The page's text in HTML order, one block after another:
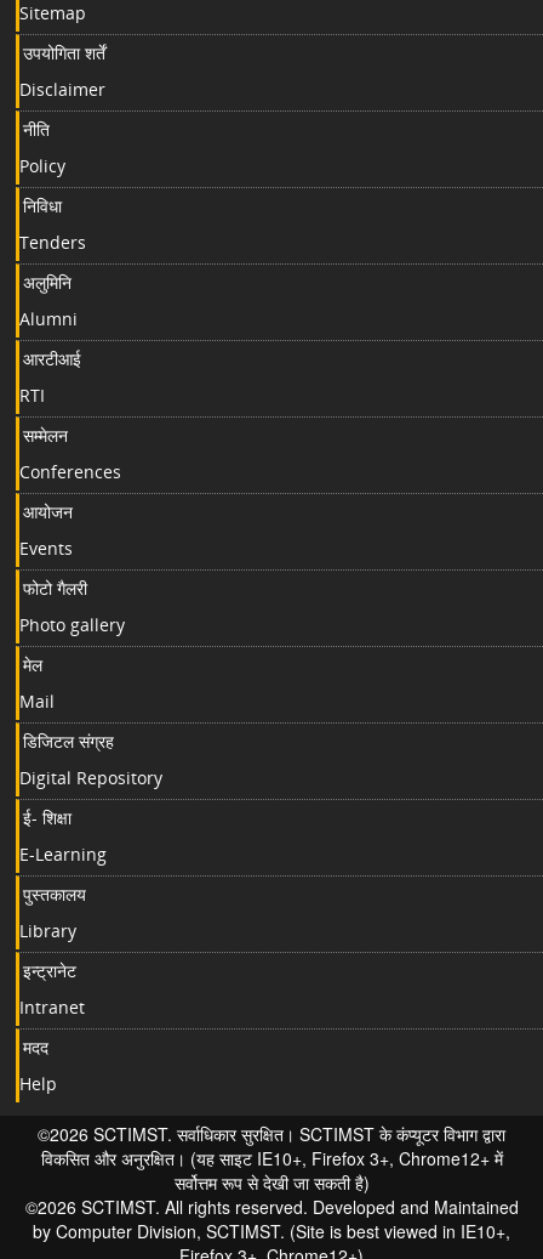
Sitemap
उपयोगिता शर्तें
Disclaimer
नीति
Policy
निविधा
Tenders
अलुमिनि
Alumni
आरटीआई
RTI
सम्मेलन
Conferences
आयोजन
Events
फोटो गैलरी
Photo gallery
मेल
Mail
डिजिटल संग्रह
Digital Repository
ई- शिक्षा
E-Learning
पुस्तकालय
Library
इन्ट्रानेट
Intranet
मदद
Help
©2026 SCTIMST. सर्वाधिकार सुरक्षित। SCTIMST के कंप्यूटर विभाग द्वारा
विकसित और अनुरक्षित। (यह साइट IE10+, Firefox 3+, Chrome12+ में
सर्वोत्तम रूप से देखी जा सकती है)
©2026 SCTIMST. All rights reserved. Developed and Maintained
by Computer Division, SCTIMST. (Site is best viewed in IE10+,